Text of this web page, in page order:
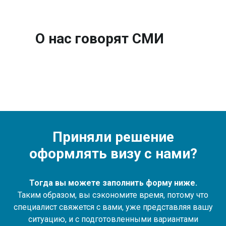
О нас говорят СМИ
Приняли решение
оформлять визу с нами?
Тогда вы можете заполнить форму ниже.
Таким образом, вы сэкономите время, потому что
специалист свяжется с вами, уже представляя вашу
ситуацию, и с подготовленными вариантами